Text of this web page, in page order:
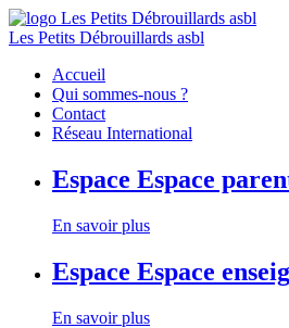
Les Petits Débrouillards asbl
Accueil
Qui sommes-nous ?
Contact
Réseau International
Espace Espace
En savoir plus
Espace Espace
En savoir plus